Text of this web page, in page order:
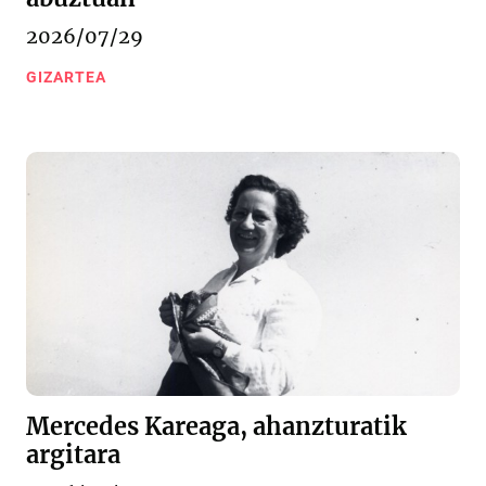
2026/07/29
GIZARTEA
Mercedes Kareaga, ahanzturatik
argitara